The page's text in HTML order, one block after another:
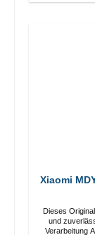
Xiaomi
Dieses
und zuverlässig
Verarbeitung Anschlüsse: USB-A Output: 90W Farbe: Weiss Kabel